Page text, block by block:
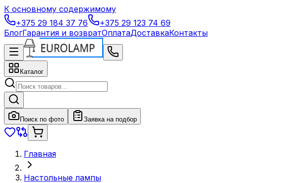
К основному содержимому
+375 29 184 37 76
+375 29 123 74 69
БлогГарантия и возвратОплатаДоставкаКонтакты
Каталог
Поиск по фото Заявка на подбор
Главная
Настольные лампы